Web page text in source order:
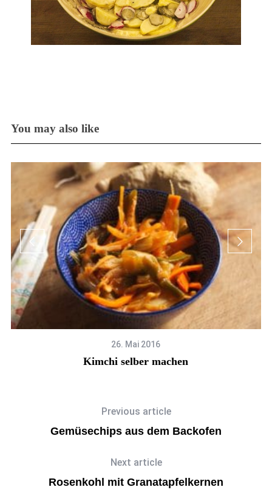
You may also like
26. Mai 2016
Kimchi selber machen
Previous article
Gemüsechips aus dem Backofen
Next article
Rosenkohl mit Granatapfelkernen